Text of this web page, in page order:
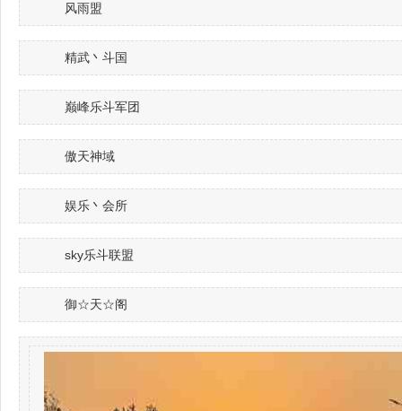
风雨盟
精武丶斗国
巅峰乐斗军团
傲天神域
娱乐丶会所
sky乐斗联盟
御☆天☆阁